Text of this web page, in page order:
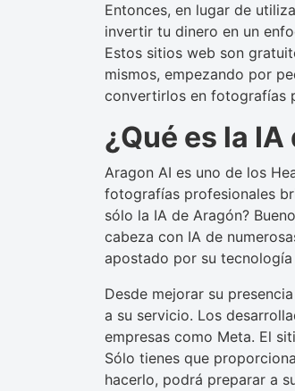
Entonces, en lugar de
invertir tu dinero en un
Estos sitios web son
mismos, empezando por
convertirlos en fotografías
¿Qué es la
Aragon AI es uno de los
fotografías profesionales
sólo la IA de Aragón?
cabeza con IA de
apostado por su
Desde mejorar su
a su servicio. Los
empresas como Meta. El
Sólo tienes que
hacerlo, podrá preparar a